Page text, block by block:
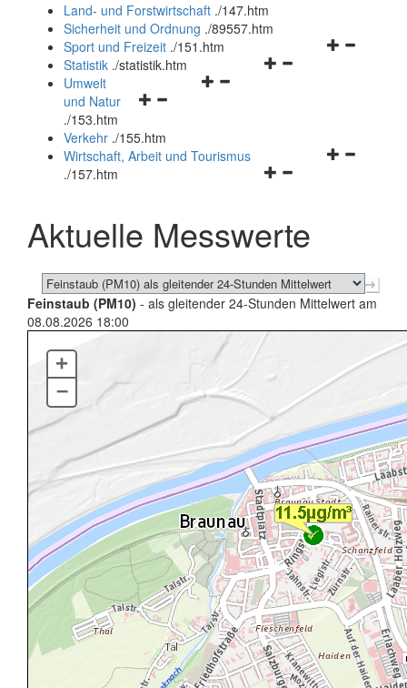
und
schließen
Land- und Forstwirtschaft ./147.htm
Sicherheit und Ordnung ./89557.htm
Navigationsmenü
Sport und Freizeit ./151.htm
Navigationsmenü
Statistik ./statistik.htm
Navigationsmenü
und
schließen
Umwelt
und Natur
./153.htm
Verkehr ./155.htm
Navigationsmenü
schließen
Wirtschaft, Arbeit und Tourismus
./157.htm
Aktuelle Messwerte
Feinstaub (PM10) - als gleitender 24-Stunden Mittelwert am
08.08.2026 18:00
+
–